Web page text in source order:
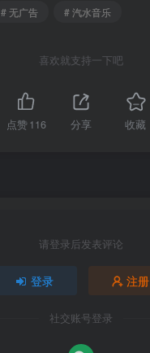
# 无广告 # 汽水音乐
喜欢就支持一下吧
点赞116 分享 收藏
请登录后发表评论
登录 注册
社交账号登录